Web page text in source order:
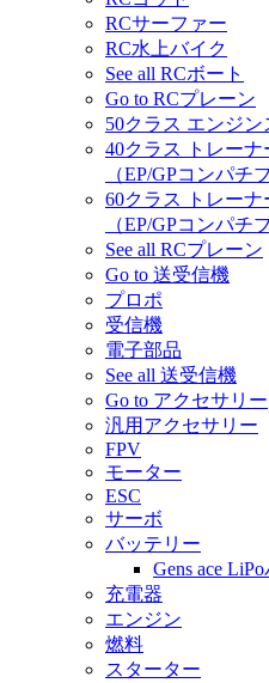
RCサーファー
RC水上バイク
See all RCボート
Go to RCプレーン
50クラス エンジ
40クラス トレー
（EP/GPコンパチ
60クラス トレー
（EP/GPコンパチ
See all RCプレーン
Go to 送受信機
プロポ
受信機
電子部品
See all 送受信機
Go to アクセサリー
汎用アクセサリー
FPV
モーター
ESC
サーボ
バッテリー
Gens ace
充電器
エンジン
燃料
スターター